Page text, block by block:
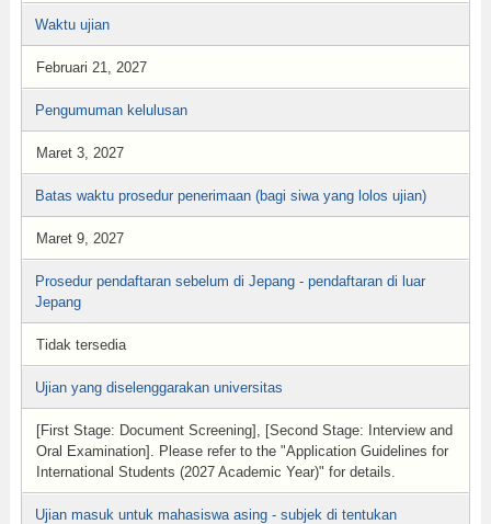
Waktu ujian
Februari 21, 2027
Pengumuman kelulusan
Maret 3, 2027
Batas waktu prosedur penerimaan (bagi siwa yang lolos ujian)
Maret 9, 2027
Prosedur pendaftaran sebelum di Jepang - pendaftaran di luar
Jepang
Tidak tersedia
Ujian yang diselenggarakan universitas
[First Stage: Document Screening], [Second Stage: Interview and
Oral Examination]. Please refer to the "Application Guidelines for
International Students (2027 Academic Year)" for details.
Ujian masuk untuk mahasiswa asing - subjek di tentukan